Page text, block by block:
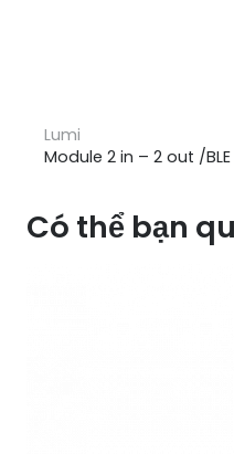
Lumi
Module 2 in – 2 out /BLE
Có thể bạn